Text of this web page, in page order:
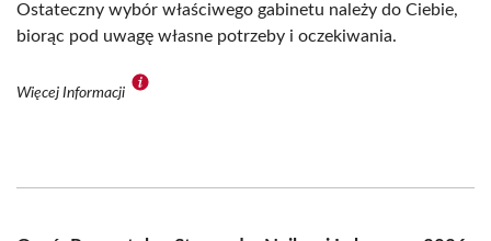
Ostateczny wybór właściwego gabinetu należy do Ciebie,
biorąc pod uwagę własne potrzeby i oczekiwania.
Więcej Informacji